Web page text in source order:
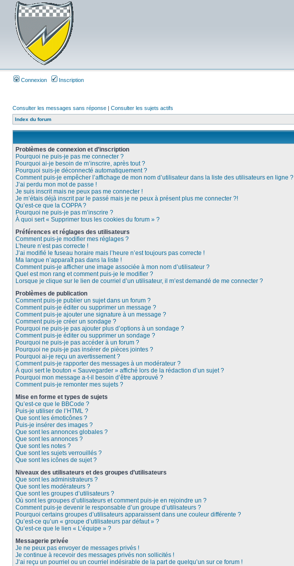
Connexion Inscription
Consulter les messages sans réponse | Consulter les sujets actifs
Index du forum
Problèmes de connexion et d’inscription
Pourquoi ne puis-je pas me connecter ?
Pourquoi ai-je besoin de m’inscrire, après tout ?
Pourquoi suis-je déconnecté automatiquement ?
Comment puis-je empêcher l’affichage de mon nom d’utilisateur dans la liste des utilisateurs en ligne ?
J’ai perdu mon mot de passe !
Je suis inscrit mais ne peux pas me connecter !
Je m’étais déjà inscrit par le passé mais je ne peux à présent plus me connecter ?!
Qu’est-ce que la COPPA ?
Pourquoi ne puis-je pas m’inscrire ?
À quoi sert « Supprimer tous les cookies du forum » ?
Préférences et réglages des utilisateurs
Comment puis-je modifier mes réglages ?
L’heure n’est pas correcte !
J’ai modifié le fuseau horaire mais l’heure n’est toujours pas correcte !
Ma langue n’apparaît pas dans la liste !
Comment puis-je afficher une image associée à mon nom d’utilisateur ?
Quel est mon rang et comment puis-je le modifier ?
Lorsque je clique sur le lien de courriel d’un utilisateur, il m’est demandé de me connecter ?
Problèmes de publication
Comment puis-je publier un sujet dans un forum ?
Comment puis-je éditer ou supprimer un message ?
Comment puis-je ajouter une signature à un message ?
Comment puis-je créer un sondage ?
Pourquoi ne puis-je pas ajouter plus d’options à un sondage ?
Comment puis-je éditer ou supprimer un sondage ?
Pourquoi ne puis-je pas accéder à un forum ?
Pourquoi ne puis-je pas insérer de pièces jointes ?
Pourquoi ai-je reçu un avertissement ?
Comment puis-je rapporter des messages à un modérateur ?
À quoi sert le bouton « Sauvegarder » affiché lors de la rédaction d’un sujet ?
Pourquoi mon message a-t-il besoin d’être approuvé ?
Comment puis-je remonter mes sujets ?
Mise en forme et types de sujets
Qu’est-ce que le BBCode ?
Puis-je utiliser de l’HTML ?
Que sont les émoticônes ?
Puis-je insérer des images ?
Que sont les annonces globales ?
Que sont les annonces ?
Que sont les notes ?
Que sont les sujets verrouillés ?
Que sont les icônes de sujet ?
Niveaux des utilisateurs et des groupes d’utilisateurs
Que sont les administrateurs ?
Que sont les modérateurs ?
Que sont les groupes d’utilisateurs ?
Où sont les groupes d’utilisateurs et comment puis-je en rejoindre un ?
Comment puis-je devenir le responsable d’un groupe d’utilisateurs ?
Pourquoi certains groupes d’utilisateurs apparaissent dans une couleur différente ?
Qu’est-ce qu’un « groupe d’utilisateurs par défaut » ?
Qu’est-ce que le lien « L’équipe » ?
Messagerie privée
Je ne peux pas envoyer de messages privés !
Je continue à recevoir des messages privés non sollicités !
J’ai reçu un pourriel ou un courriel indésirable de la part de quelqu’un sur ce forum !